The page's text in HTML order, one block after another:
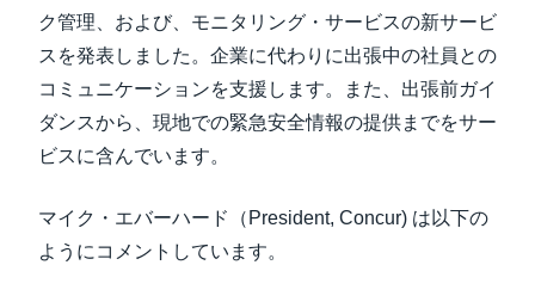
ク管理、および、モニタリング・サービスの新サービ
スを発表しました。企業に代わりに出張中の社員との
コミュニケーションを支援します。また、出張前ガイ
ダンスから、現地での緊急安全情報の提供までをサー
ビスに含んでいます。
マイク・エバーハード（President, Concur) は以下の
ようにコメントしています。